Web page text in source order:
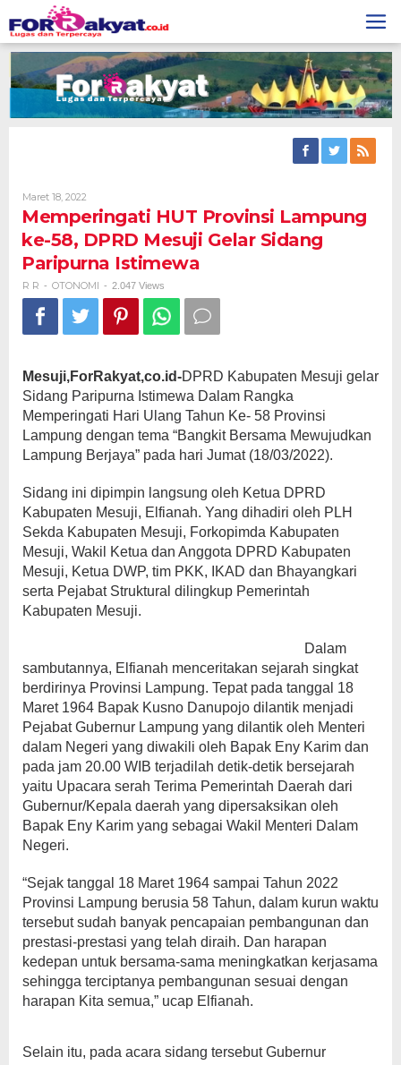
to
content
Maret 18, 2022
R
Memperingati HUT Provinsi Lampung
ke-58, DPRD Mesuji Gelar Sidang
Paripurna Istimewa
R R - OTONOMI - 2.047 Views
Mesuji,ForRakyat,co.id-DPRD Kabupaten Mesuji gelar
Sidang Paripurna Istimewa Dalam Rangka
Memperingati Hari Ulang Tahun Ke- 58 Provinsi
Lampung dengan tema “Bangkit Bersama Mewujudkan
Lampung Berjaya” pada hari Jumat (18/03/2022).
Sidang ini dipimpin langsung oleh Ketua DPRD
Kabupaten Mesuji, Elfianah. Yang dihadiri oleh PLH
Sekda Kabupaten Mesuji, Forkopimda Kabupaten
Mesuji, Wakil Ketua dan Anggota DPRD Kabupaten
Mesuji, Ketua DWP, tim PKK, IKAD dan Bhayangkari
serta Pejabat Struktural dilingkup Pemerintah
Kabupaten Mesuji.
Dalam
sambutannya, Elfianah menceritakan sejarah singkat
berdirinya Provinsi Lampung. Tepat pada tanggal 18
Maret 1964 Bapak Kusno Danupojo dilantik menjadi
Pejabat Gubernur Lampung yang dilantik oleh Menteri
dalam Negeri yang diwakili oleh Bapak Eny Karim dan
pada jam 20.00 WIB terjadilah detik-detik bersejarah
yaitu Upacara serah Terima Pemerintah Daerah dari
Gubernur/Kepala daerah yang dipersaksikan oleh
Bapak Eny Karim yang sebagai Wakil Menteri Dalam
Negeri.
“Sejak tanggal 18 Maret 1964 sampai Tahun 2022
Provinsi Lampung berusia 58 Tahun, dalam kurun waktu
tersebut sudah banyak pencapaian pembangunan dan
prestasi-prestasi yang telah diraih. Dan harapan
kedepan untuk bersama-sama meningkatkan kerjasama
sehingga terciptanya pembangunan sesuai dengan
harapan Kita semua,” ucap Elfianah.
Selain itu, pada acara sidang tersebut Gubernur